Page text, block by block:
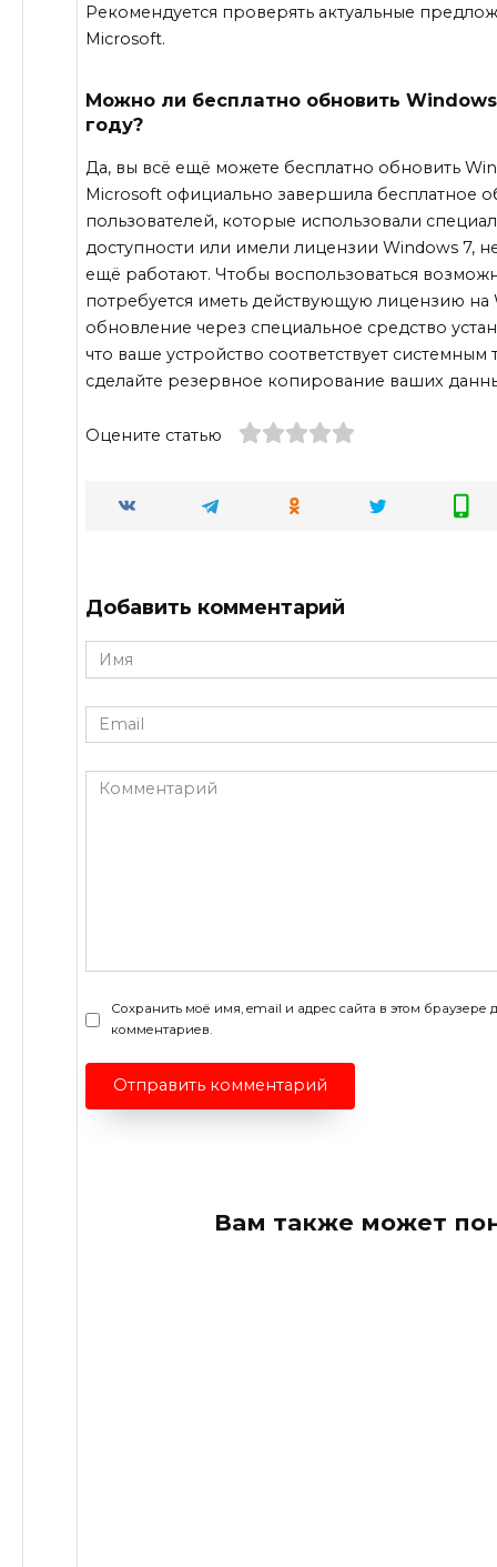
Рекомендуется проверять актуальные
Microsoft.
Можно ли бесплатно обновить
году?
Да, вы всё ещё можете бесплатно обновить
Microsoft официально завершила бесплатное
пользователей, которые использовали
доступности или имели лицензии Windows 7,
ещё работают. Чтобы воспользоваться
потребуется иметь действующую лицензию на
обновление через специальное средство
что ваше устройство соответствует
сделайте резервное копирование ваших
Оцените статью
Добавить комментарий
Имя
*
Email
*
Комментарий
Сохранить моё имя, email и адрес сайта в этом
комментариев.
Вам также может